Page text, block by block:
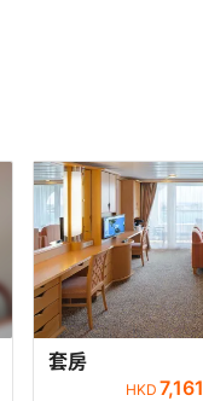
套房
HKD 7,161